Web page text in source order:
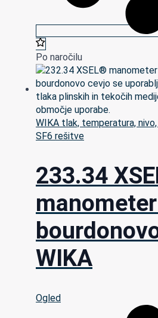
Po naročilu
WIKA tlak, temperatura,
SF6 rešitve
233.34
WIKA
Ogled